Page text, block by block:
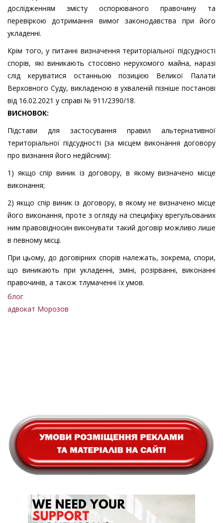
дослідженням змісту оспорюваного правочину та
перевіркою дотримання вимог законодавства при його
укладенні.
Крім того, у питанні визначення територіальної підсудності
спорів, які виникають стосовно нерухомого майна, наразі
слід керуватися останньою позицією Великої Палати
Верховного Суду, викладеною в ухваленій пізніше постанові
від 16.02.2021 у справі № 911/2390/18.
ВИСНОВОК:
Підстави для застосування правил альтернативної
територіальної підсудності (за місцем виконання договору
про визнання його недійсним):
1) якщо спір виник із договору, в якому визначено місце
виконання;
2) якщо спір виник із договору, в якому не визначено місце
його виконання, проте з огляду на специфіку врегульованих
ним правовідносин виконувати такий договір можливо лише
в певному місці.
При цьому, до договірних спорів належать, зокрема, спори,
що виникають при укладенні, зміні, розірванні, виконанні
правочинів, а також тлумаченні їх умов.
блог
адвокат Морозов